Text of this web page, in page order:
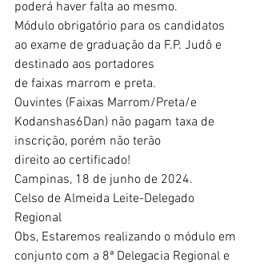
poderá haver falta ao mesmo.
Módulo obrigatório para os candidatos
ao exame de graduação da F.P. Judô e
destinado aos portadores
de faixas marrom e preta.
Ouvintes (Faixas Marrom/Preta/e
Kodanshas6Dan) não pagam taxa de
inscrição, porém não terão
direito ao certificado!
Campinas, 18 de junho de 2024.
Celso de Almeida Leite-Delegado
Regional
Obs, Estaremos realizando o módulo em
conjunto com a 8ª Delegacia Regional e